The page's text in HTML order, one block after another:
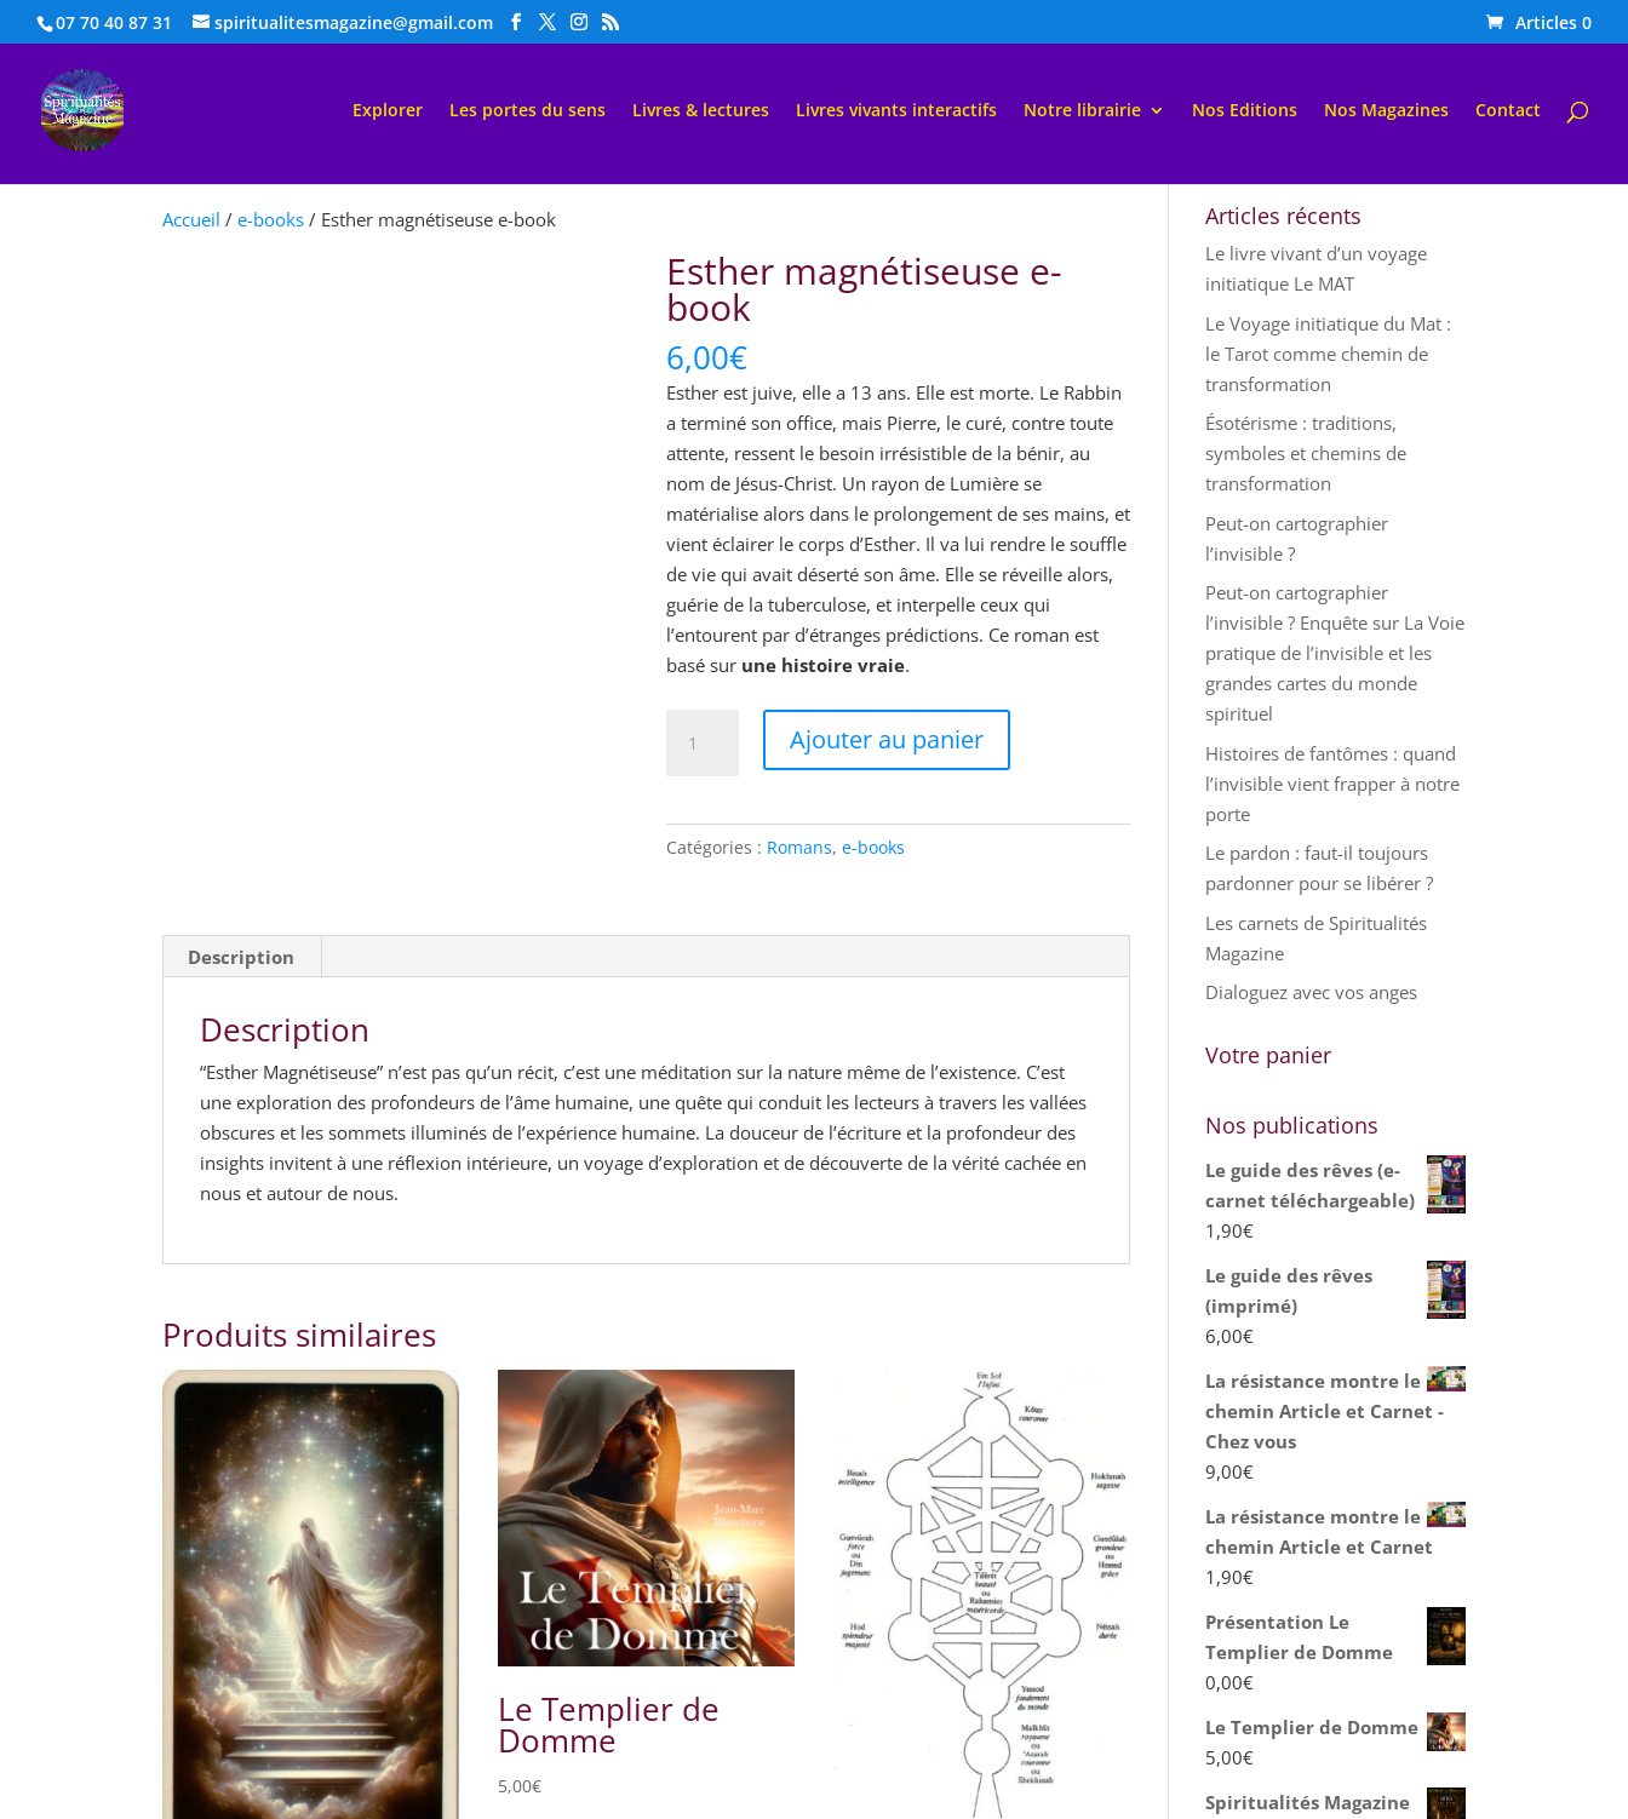
07 70 40 87 31 spiritualitesmagazine@gmail.com Articles 0
Explorer Les portes du sens Livres & lectures Livres vivants interactifs Notre librairie Nos Editions Nos Magazines Contact
Accueil /e-books / Esther magnétiseuse e-book
Esther magnétiseuse e-
book
6,00€
Esther est juive, elle a 13 ans. Elle est morte. Le Rabbin
a terminé son office, mais Pierre, le curé, contre toute
attente, ressent le besoin irrésistible de la bénir, au
nom de Jésus-Christ. Un rayon de Lumière se
matérialise alors dans le prolongement de ses mains, et
vient éclairer le corps d’Esther. Il va lui rendre le souffle
de vie qui avait déserté son âme. Elle se réveille alors,
guérie de la tuberculose, et interpelle ceux qui
l’entourent par d’étranges prédictions. Ce roman est
basé sur une histoire vraie.
e-
Ajouter au panier
Catégories : Romans, e-books
Description
Description
“Esther Magnétiseuse” n’est pas qu’un récit, c’est une méditation sur la nature même de l’existence. C’est
une exploration des profondeurs de l’âme humaine, une quête qui conduit les lecteurs à travers les vallées
obscures et les sommets illuminés de l’expérience humaine. La douceur de l’écriture et la profondeur des
insights invitent à une réflexion intérieure, un voyage d’exploration et de découverte de la vérité cachée en
nous et autour de nous.
Produits similaires
Le Templier de
Domme
5,00€
Articles récents
Le livre vivant d’un voyage
initiatique Le MAT
Le Voyage initiatique du Mat :
le Tarot comme chemin de
transformation
Ésotérisme : traditions,
symboles et chemins de
transformation
Peut-on cartographier
l’invisible ?
Peut-on cartographier
l’invisible ? Enquête sur La Voie
pratique de l’invisible et les
grandes cartes du monde
spirituel
Histoires de fantômes : quand
l’invisible vient frapper à notre
porte
Le pardon : faut-il toujours
pardonner pour se libérer ?
Les carnets de Spiritualités
Magazine
Dialoguez avec vos anges
Votre panier
Nos publications
Le guide des rêves (e-
carnet téléchargeable)
1,90€
Le guide des rêves
(imprimé)
6,00€
La résistance montre le
chemin Article et Carnet -
Chez vous
9,00€
La résistance montre le
chemin Article et Carnet
1,90€
Présentation Le
Templier de Domme
0,00€
Le Templier de Domme
5,00€
Spiritualités Magazine